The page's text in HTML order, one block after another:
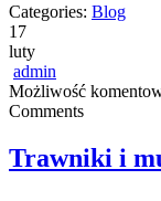
Categories: Blog
17
luty
admin
Możliwość
Comments
Trawniki i